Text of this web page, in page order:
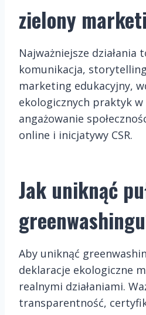
zielony
Najważniejsze
komunikacja,
marketing edukacyjny,
ekologicznych praktyk
angażowanie
online i inicjatywy CSR.
Jak uniknąć
Aby uniknąć
deklaracje ekologiczne
realnymi działaniami.
transparentność,